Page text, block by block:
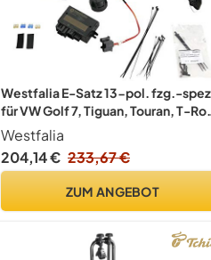
Westfalia E-Satz 13-pol. fzg.-
für VW Golf 7, Tiguan, Touran, T-
Audi A3, Q2, Q3, Skoda Octavia,
Karoq, Kodiaq, Seat Ateca, Leon,
Tarraco (alle ab BJ 06/2014) - nur für
Westfalia
204,14 € 233,67 €
ZUM ANGEBOT